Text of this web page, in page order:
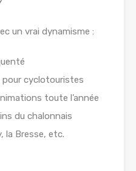
un vrai dynamisme :
pour cyclotouristes
toute l’année
du chalonnais
la Bresse, etc.